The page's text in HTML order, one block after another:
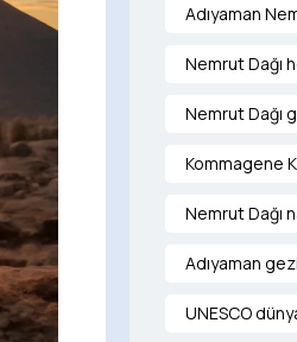
Adıyaman
Nemrut Dağı
Nemrut Dağı
Kommagene
Nemrut Dağı
Adıyaman
UNESCO